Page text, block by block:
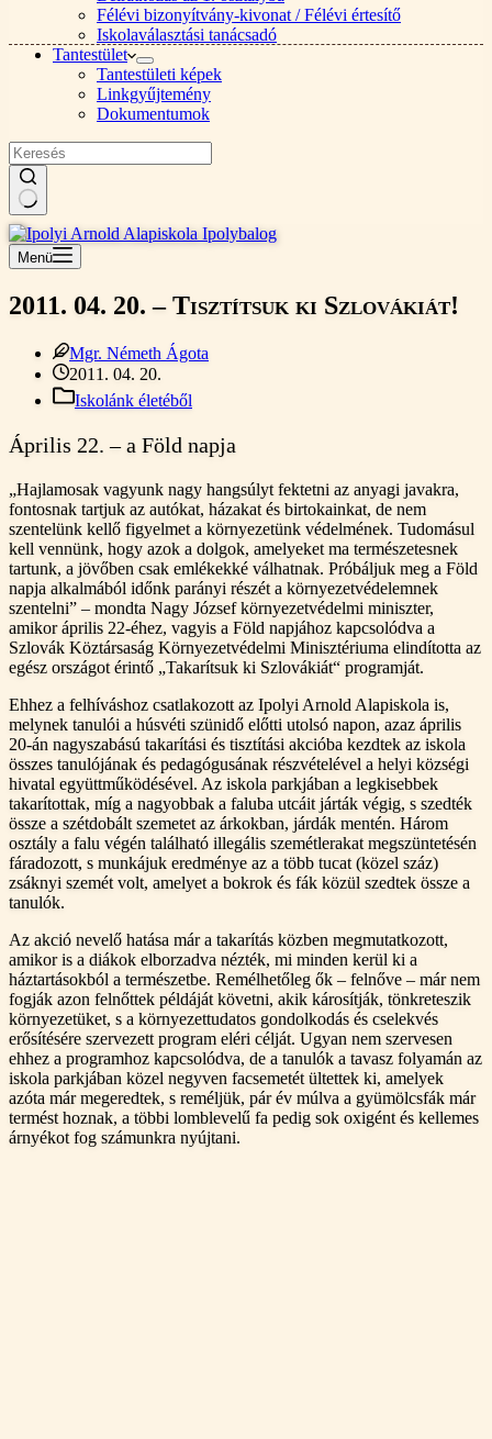
Félévi bizonyítvány-kivonat / Félévi értesítő
Iskolaválasztási tanácsadó
Tantestület
Tantestületi képek
Linkgyűjtemény
Dokumentumok
Nincs
találat
Menü
2011. 04. 20. – Tisztítsuk ki Szlovákiát!
Mgr. Németh Ágota
2011. 04. 20.
Iskolánk életéből
Április 22. – a Föld napja
„Hajlamosak vagyunk nagy hangsúlyt fektetni az anyagi javakra,
fontosnak tartjuk az autókat, házakat és birtokainkat, de nem
szentelünk kellő figyelmet a környezetünk védelmének. Tudomásul
kell vennünk, hogy azok a dolgok, amelyeket ma természetesnek
tartunk, a jövőben csak emlékekké válhatnak. Próbáljuk meg a Föld
napja alkalmából időnk parányi részét a környezetvédelemnek
szentelni” – mondta Nagy József környezetvédelmi miniszter,
amikor április 22-éhez, vagyis a Föld napjához kapcsolódva a
Szlovák Köztársaság Környezetvédelmi Minisztériuma elindította az
egész országot érintő „Takarítsuk ki Szlovákiát“ programját.
Ehhez a felhíváshoz csatlakozott az Ipolyi Arnold Alapiskola is,
melynek tanulói a húsvéti szünidő előtti utolsó napon, azaz április
20-án nagyszabású takarítási és tisztítási akcióba kezdtek az iskola
összes tanulójának és pedagógusának részvételével a helyi községi
hivatal együttműködésével. Az iskola parkjában a legkisebbek
takarítottak, míg a nagyobbak a faluba utcáit járták végig, s szedték
össze a szétdobált szemetet az árkokban, járdák mentén. Három
osztály a falu végén található illegális szemétlerakat megszüntetésén
fáradozott, s munkájuk eredménye az a több tucat (közel száz)
zsáknyi szemét volt, amelyet a bokrok és fák közül szedtek össze a
tanulók.
Az akció nevelő hatása már a takarítás közben megmutatkozott,
amikor is a diákok elborzadva nézték, mi minden kerül ki a
háztartásokból a természetbe. Remélhetőleg ők – felnőve – már nem
fogják azon felnőttek példáját követni, akik károsítják, tönkreteszik
környezetüket, s a környezettudatos gondolkodás és cselekvés
erősítésére szervezett program eléri célját. Ugyan nem szervesen
ehhez a programhoz kapcsolódva, de a tanulók a tavasz folyamán az
iskola parkjában közel negyven facsemetét ültettek ki, amelyek
azóta már megeredtek, s reméljük, pár év múlva a gyümölcsfák már
termést hoznak, a többi lomblevelű fa pedig sok oxigént és kellemes
árnyékot fog számunkra nyújtani.